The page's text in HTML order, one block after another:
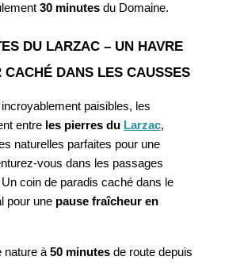
30 minutes du Domaine.
DU LARZAC – UN HAVRE
CACHÉ DANS LES CAUSSES
paisibles, les
entre les pierres du Larzac,
naturelles parfaites pour une
vous dans les passages
Un coin de paradis caché dans le
pour une pause fraîcheur en
nature à 50 minutes de route depuis